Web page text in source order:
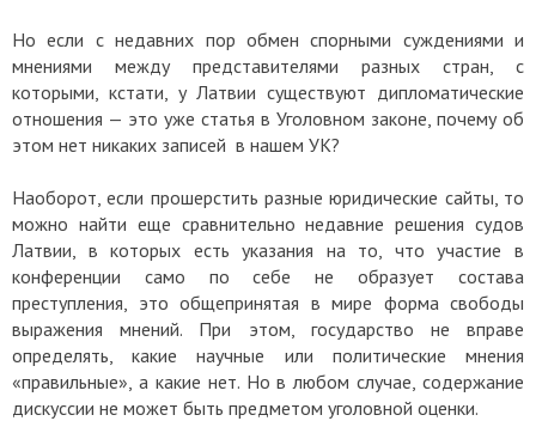
Но если с недавних пор обмен спорными суждениями и
мнениями между представителями разных стран, с
которыми, кстати, у Латвии существуют дипломатические
отношения — это уже статья в Уголовном законе, почему об
этом нет никаких записей в нашем УК?
Наоборот, если прошерстить разные юридические сайты, то
можно найти еще сравнительно недавние решения судов
Латвии, в которых есть указания на то, что участие в
конференции само по себе не образует состава
преступления, это общепринятая в мире форма свободы
выражения мнений. При этом, государство не вправе
определять, какие научные или политические мнения
«правильные», а какие нет. Но в любом случае, содержание
дискуссии не может быть предметом уголовной оценки.